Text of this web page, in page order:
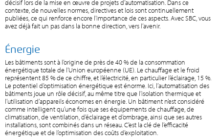
décisif lors de la mise en œuvre de projets d’automatisation. Dans ce
contexte, de nouvelles normes, directives et lois sont continuellement
publiées, ce qui renforce encore l’importance de ces aspects. Avec SBC, vous
avez déjà fait un pas dans la bonne direction, vers l’avenir.
Énergie
Les bâtiments sont à l’origine de près de 40 % de la consommation
énergétique totale de l’Union européenne (UE). Le chauffage et le froid
représentent 85 % de ce chiffre, et l’électricité, en particulier l’éclairage, 15 %.
Le potentiel d’optimisation énergétique est énorme. Ici, l’automatisation des
bâtiments joue un rôle décisif, au même titre que l’isolation thermique et
l’utilisation d’appareils économes en énergie. Un bâtiment n’est considéré
comme intelligent qu’une fois que ses équipements de chauffage, de
climatisation, de ventilation, d’éclairage et d’ombrage, ainsi que ses autres
installations, sont combinés dans un réseau. C’est la clé de l’efficacité
énergétique et de l’optimisation des coûts d’exploitation.